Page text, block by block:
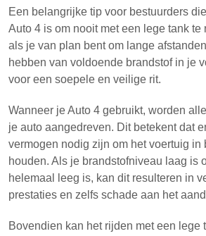
Een belangrijke tip voor bestuurders
Auto 4 is om nooit met een lege tank te
als je van plan bent om lange
hebben van voldoende brandstof in je
voor een soepele en veilige rit.
Wanneer je Auto 4 gebruikt, worden
je auto aangedreven. Dit betekent dat
vermogen nodig zijn om het voertuig in
houden. Als je brandstofniveau laag is
helemaal leeg is, kan dit resulteren in
prestaties en zelfs schade aan het
Bovendien kan het rijden met een lege